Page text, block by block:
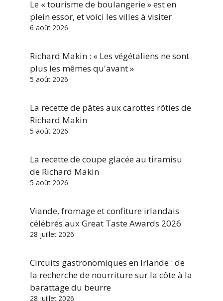
Le « tourisme de boulangerie » est en
plein essor, et voici les villes à visiter
6 août 2026
Richard Makin : « Les végétaliens ne sont
plus les mêmes qu'avant »
5 août 2026
La recette de pâtes aux carottes rôties de
Richard Makin
5 août 2026
La recette de coupe glacée au tiramisu
de Richard Makin
5 août 2026
Viande, fromage et confiture irlandais
célébrés aux Great Taste Awards 2026
28 juillet 2026
Circuits gastronomiques en Irlande : de
la recherche de nourriture sur la côte à la
barattage du beurre
28 juillet 2026